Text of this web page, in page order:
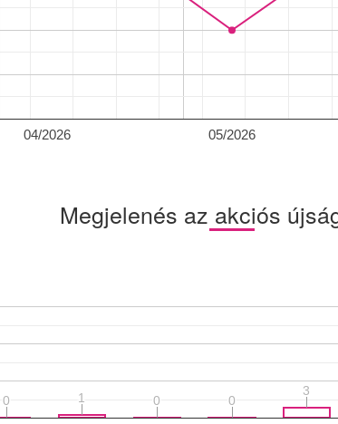
04/2026 05/2026
Megjelenés az akciós
0
0 11 0
0 0
0
3
3